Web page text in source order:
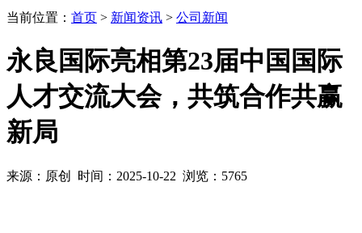
当前位置： 首页 > 新闻资讯 > 公司新闻
永良国际亮相第23届中国国际
人才交流大会，共筑合作共赢
新局
来源：原创 时间：2025-10-22 浏览：5765